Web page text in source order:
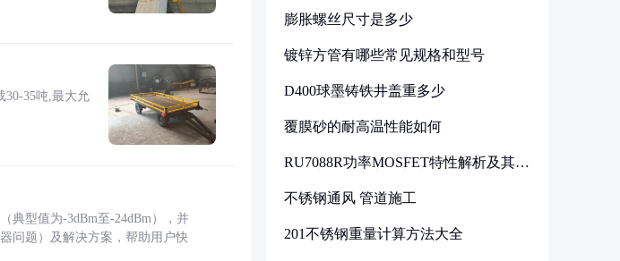
30-35吨,最大允
典型值为-3dBm至-24dBm），并
问题）及解决方案，帮助用户快
膨胀螺丝尺寸是多少
镀锌方管有哪些常见规格和型号
D400球墨铸铁井盖重多少
覆膜砂的耐高温性能如何
RU7088R功率MOSFET特性解析及其在
不锈钢通风 管道施工
201不锈钢重量计算方法大全